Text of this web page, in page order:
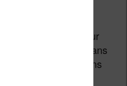
un mode
les
en texte blanc sur
pour lire dans
cela permet de moins